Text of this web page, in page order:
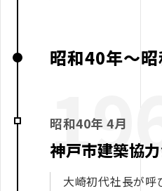
昭和40年～
昭和40年 4月
神戸市建築協
大崎初代社長が呼